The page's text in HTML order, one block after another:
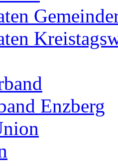
Enzberg